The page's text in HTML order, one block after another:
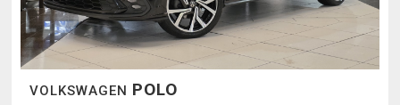
VOLKSWAGEN POLO